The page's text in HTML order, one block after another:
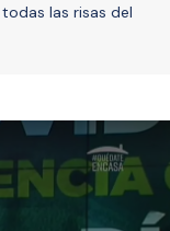
las risas del